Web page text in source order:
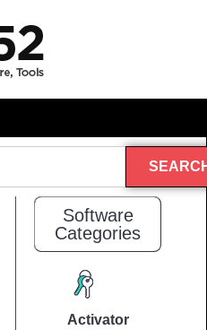
Software
Categories
Activator